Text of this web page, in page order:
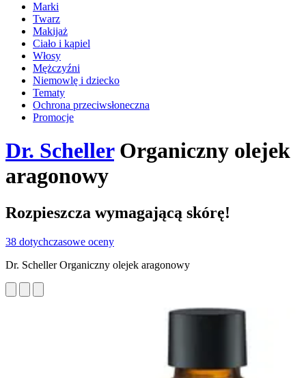
Marki
Twarz
Makijaż
Ciało i kąpiel
Włosy
Mężczyźni
Niemowlę i dziecko
Tematy
Ochrona przeciwsłoneczna
Promocje
Dr. SchellerOrganiczny olejek
aragonowy
Rozpieszcza wymagającą skórę!
38 dotychczasowe oceny
Dr. Scheller Organiczny olejek aragonowy